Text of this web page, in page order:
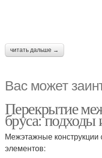
читать дальше →
Вас может
Перекрытие
бруса: подходы
Межэтажные конструкции
элементов: